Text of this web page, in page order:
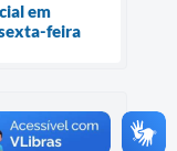
em
feira